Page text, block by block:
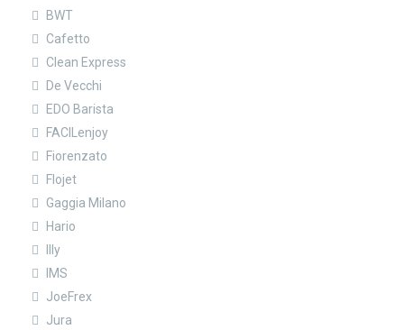
BWT
Cafetto
Clean Express
De Vecchi
EDO Barista
FACILenjoy
Fiorenzato
Flojet
Gaggia Milano
Hario
Illy
IMS
JoeFrex
Jura